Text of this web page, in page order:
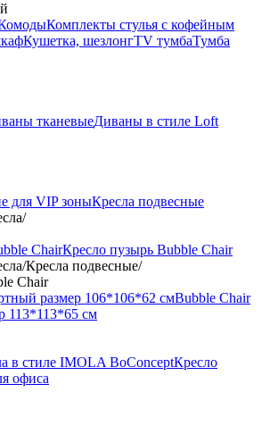
Комплекты стулья с кофейным
Кушетка, шезлонгTV тумбаТумба
тканевыеДиваны в стиле Loft
для VIP зоныКресла подвесные
/
Кресло пузырь Bubble Chair
/Кресла подвесные/
Chair
размер 106*106*62 смBubble Chair
113*113*65 см
в стиле IMOLA BoConceptКресло
офиса